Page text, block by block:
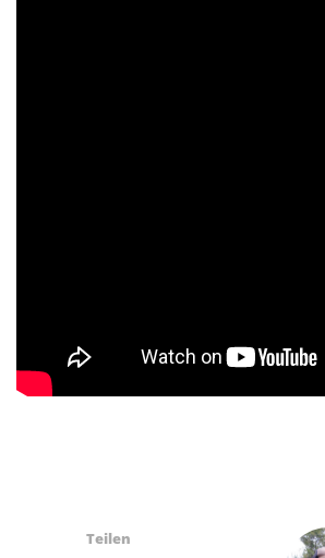
Teilen